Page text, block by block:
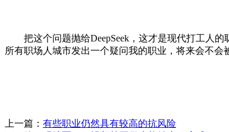
把这个问题抛给DeepSeek，这才是现代打工人的
所有职场人城市发出一个疑问我的职业，将来会不
上一篇： 有些职业仍然具有较高的抗风险